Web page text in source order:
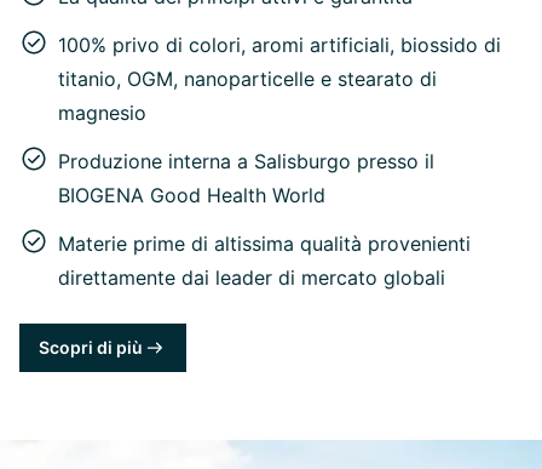
100% privo di colori, aromi artificiali, biossido di
titanio, OGM, nanoparticelle e stearato di
magnesio
Produzione interna a Salisburgo presso il
BIOGENA Good Health World
Materie prime di altissima qualità provenienti
direttamente dai leader di mercato globali
Scopri di più